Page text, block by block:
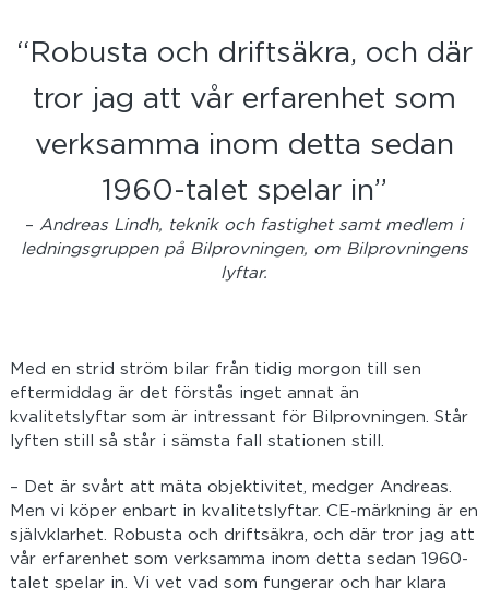
“Robusta och driftsäkra, och där
tror jag att vår erfarenhet som
verksamma inom detta sedan
1960-talet spelar in”
–Andreas Lindh, teknik och fastighet samt medlem i
ledningsgruppen på Bilprovningen, om Bilprovningens
lyftar.
Med en strid ström bilar från tidig morgon till sen
eftermiddag är det förstås inget annat än
kvalitetslyftar som är intressant för Bilprovningen. Står
lyften still så står i sämsta fall stationen still.
– Det är svårt att mäta objektivitet, medger Andreas.
Men vi köper enbart in kvalitetslyftar. CE-märkning är en
självklarhet. Robusta och driftsäkra, och där tror jag att
vår erfarenhet som verksamma inom detta sedan 1960-
talet spelar in. Vi vet vad som fungerar och har klara